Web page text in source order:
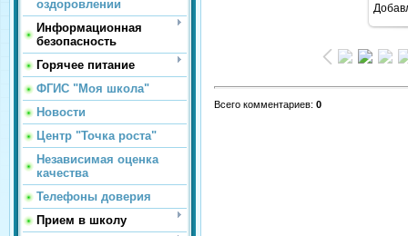
оздоровлении
Информационная
безопасность
Горячее питание
ФГИС "Моя школа"
Новости
Центр "Точка роста"
Независимая оценка
качества
Телефоны доверия
Прием в школу
Всего комментариев: 0